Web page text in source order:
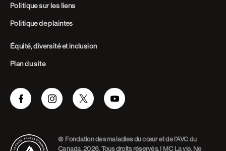
Politique sur les liens
Politique de plaintes
Équité, diversité et inclusion
Plan du site
FacebookInstagramTwitter Youtube
© Fondation des maladies du cœur et de l’AVC du
Canada, 2026. Tous droits réservés. | MC La vie. Ne